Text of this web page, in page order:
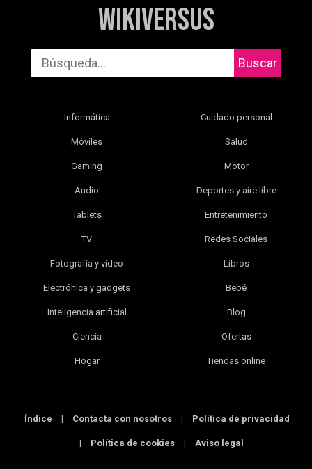
WikiVersus
Buscar
Informática
Móviles
Gaming
Audio
Tablets
TV
Fotografía y vídeo
Electrónica y gadgets
Inteligencia artificial
Ciencia
Hogar
Cuidado personal
Salud
Motor
Deportes y aire libre
Entretenimiento
Redes Sociales
Libros
Bebé
Blog
Ofertas
Tiendas online
Índice | Contacta con nosotros | Política de privacidad
| Política de cookies | Aviso legal